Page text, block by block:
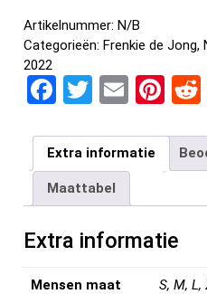
Artikelnummer:N/B
Categorieën:Frenkie de Jong,
2022
F
ce
b
o
o
k
T
tt
er
E
ail
Pi
er
es
t
Extra informatie
Maattabel
Extra informatie
Mensen maat S, M, L,